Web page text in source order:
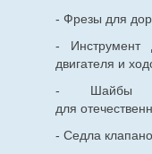
- Фрезы для
- Инструмент
двигателя и
- Шайбы
для
- Седла